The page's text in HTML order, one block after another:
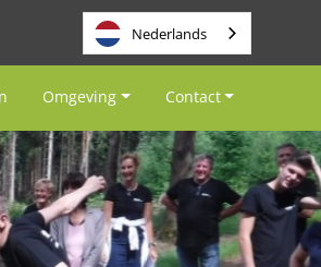
Nederlands
Omgeving Contact